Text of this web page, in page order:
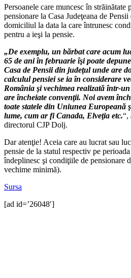
Persoanele care muncesc în străinătate
pensionare la Casa Judeţeana de
domiciliul la data la care întrunesc
pentru a ieşi la pensie.
„De exemplu, un bărbat care acum
65 de ani în februarie îşi poate
Casa de Pensii din judeţul unde are
calculul pensiei se ia în considerare
România şi vechimea realizată într-
are încheiate convenţii. Noi avem
toate statele din Uniunea Europeană
lume, cum ar fi Canada, Elveţia etc.“,
directorul CJP Dolj.
Dar atenţie! Aceia care au lucrat sau
pensie de la statul respectiv pe
îndeplinesc şi condiţiile de pensionare
vechime minimă).
Sursa
[ad id=’26048′]